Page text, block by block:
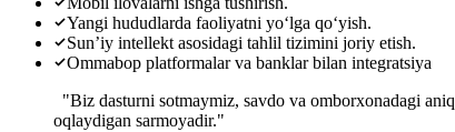
Yangi hududlarda faoliyatni yo‘lga qo‘yish.
Sun’iy intellekt asosidagi tahlil tizimini joriy etish.
Ommabop platformalar va banklar bilan integratsiya
"Biz dasturni sotmaymiz, savdo va omborxonadagi aniq
oqlaydigan sarmoyadir."